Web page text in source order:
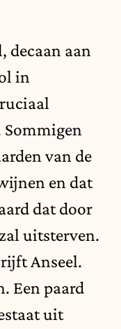
decaan aan
in
van de
en dat
dat door
uitsterven.
Anseel.
Een paard
uit